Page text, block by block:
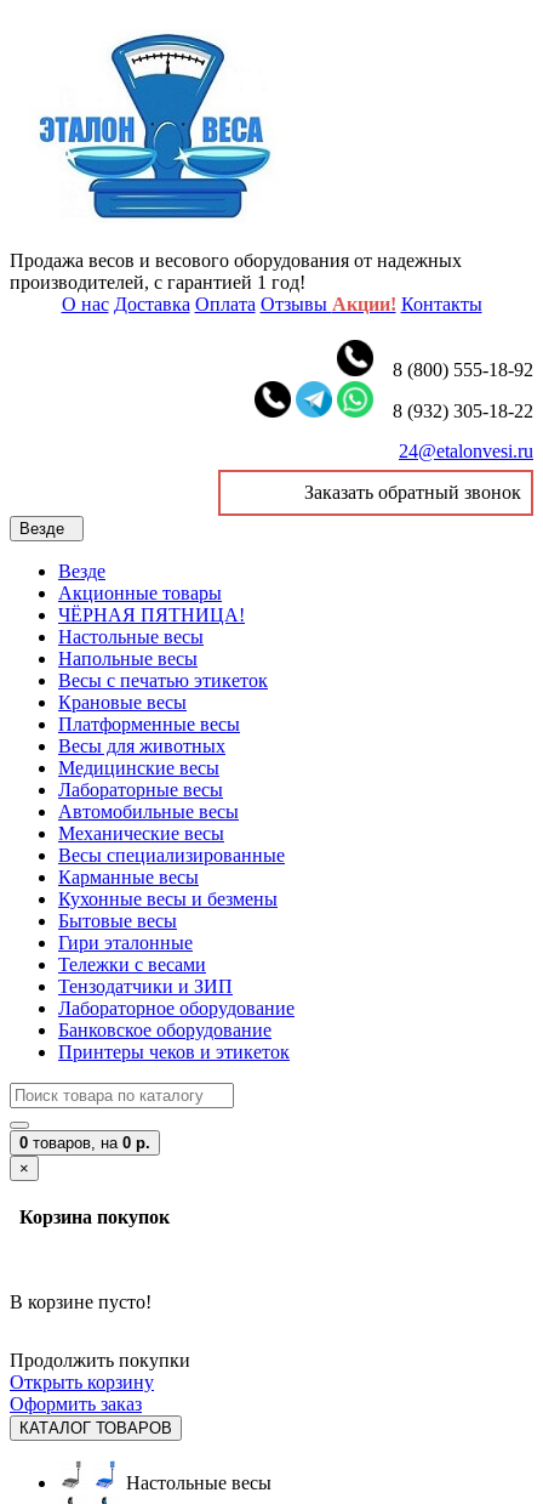
Продажа весов и весового оборудования от надежных
производителей, с гарантией 1 год!
О нас Доставка Оплата Отзывы Акции! Контакты
8 (800) 555-18-92
8 (932) 305-18-22
24@etalonvesi.ru
Заказать обратный звонок
Везде
Везде
Акционные товары
ЧЁРНАЯ ПЯТНИЦА!
Настольные весы
Напольные весы
Весы с печатью этикеток
Крановые весы
Платформенные весы
Весы для животных
Медицинские весы
Лабораторные весы
Автомобильные весы
Механические весы
Весы специализированные
Карманные весы
Кухонные весы и безмены
Бытовые весы
Гири эталонные
Тележки с весами
Тензодатчики и ЗИП
Лабораторное оборудование
Банковское оборудование
Принтеры чеков и этикеток
0 товаров, на 0 р.
×
Корзина покупок
В корзине пусто!
Продолжить покупки
Открыть корзину
Оформить заказ
КАТАЛОГ ТОВАРОВ
Настольные весы